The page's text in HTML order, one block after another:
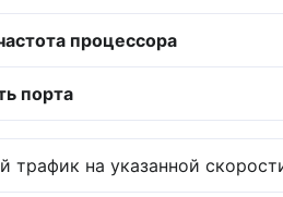
процессора
порта
на указанной